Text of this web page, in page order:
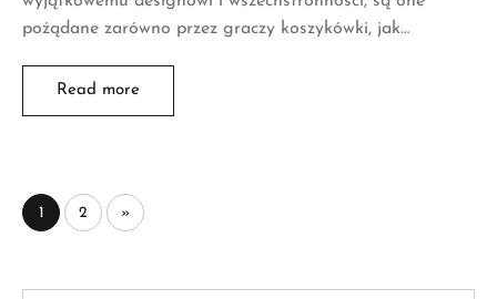
pożądane zarówno przez graczy koszykówki, jak…
Read more
1 2 »